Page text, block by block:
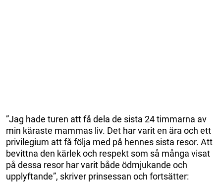
”Jag hade turen att få dela de sista 24 timmarna av
min käraste mammas liv. Det har varit en ära och ett
privilegium att få följa med på hennes sista resor. Att
bevittna den kärlek och respekt som så många visat
på dessa resor har varit både ödmjukande och
upplyftande”, skriver prinsessan och fortsätter: